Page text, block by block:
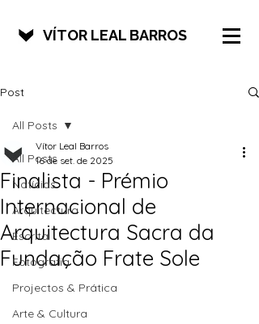
VÍTOR LEAL BARROS
Post
All Posts
Notícias
Arquitectura
Escrita
Fotografia
Projectos & Prática
Arte & Cultura
All Posts
Finalista - Prémio
Internacional de
Arquitectura Sacra da
Fundação Frate Sole
Vítor Leal Barros
16 de set. de 2025